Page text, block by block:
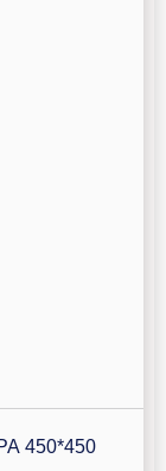
450*450